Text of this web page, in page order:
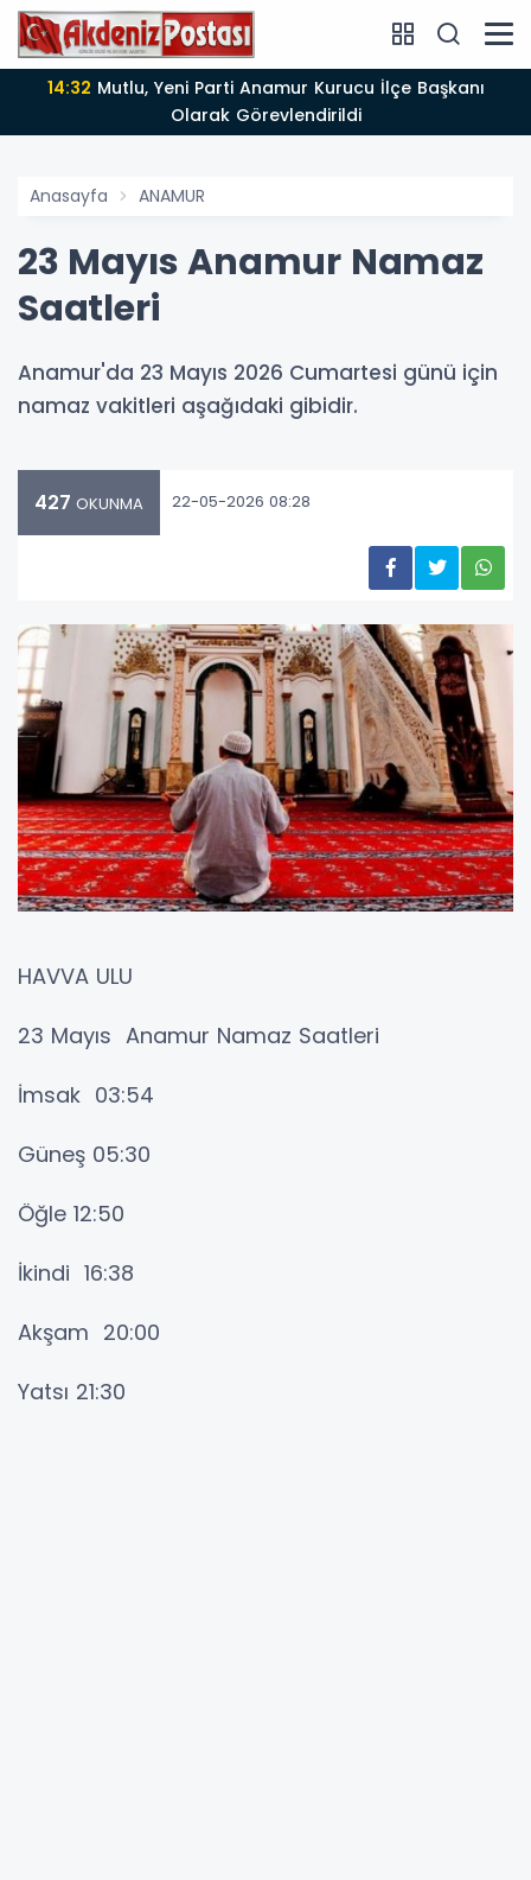
14:12Anamur'da Kasten öldürmeye teşebbüs şüphelisi
tutuklandı
Anasayfa ANAMUR
23 Mayıs Anamur Namaz
Saatleri
Anamur'da 23 Mayıs 2026 Cumartesi günü için
namaz vakitleri aşağıdaki gibidir.
427 OKUNMA 22-05-2026 08:28
HAVVA ULU
23 Mayıs Anamur Namaz Saatleri
İmsak 03:54
Güneş 05:30
Öğle 12:50
İkindi 16:38
Akşam 20:00
Yatsı 21:30